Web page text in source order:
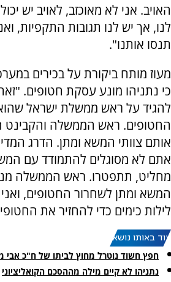
האויב. אני לא מאוכזב, לאויב יש
לנו, אך יש לנו תגובות התקפיות,
תנסו אותנו".
מעוז מותח ביקורת על בכירים
כי נתניהו מונע עסקת חטופים.
להגיד על ראש ממשלת ישראל
החטופים. ראש הממשלה
אותם צוותי המשא ומתן. הדרג
אתם לא מסוגלים להתמודד עם
מחליט, תתפטרו. ראש הממשלה
המשא ומתן לשחרור החטופים,
לילות כימים כדי להחזיר את
עוד באותו נושא:
חפץ חשוד נוטרל מחוץ לביתו של ח"כ אבי
נתניהו לא קיים מילה מההסכם הקואליציוני